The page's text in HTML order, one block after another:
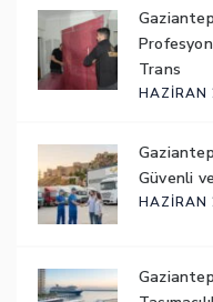
Trans
HAZIRAN
Güvenli
HAZIRAN